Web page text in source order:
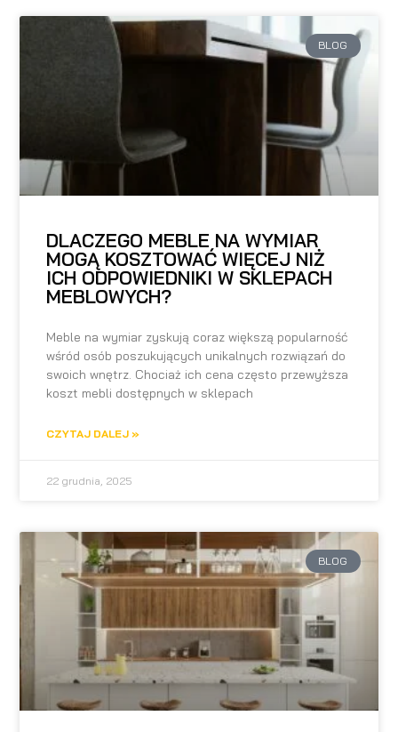
BLOG
DLACZEGO MEBLE NA WYMIAR
MOGĄ KOSZTOWAĆ WIĘCEJ NIŻ
ICH ODPOWIEDNIKI W SKLEPACH
MEBLOWYCH?
Meble na wymiar zyskują coraz większą popularność
wśród osób poszukujących unikalnych rozwiązań do
swoich wnętrz. Chociaż ich cena często przewyższa
koszt mebli dostępnych w sklepach
CZYTAJ DALEJ »
22 grudnia, 2025
BLOG